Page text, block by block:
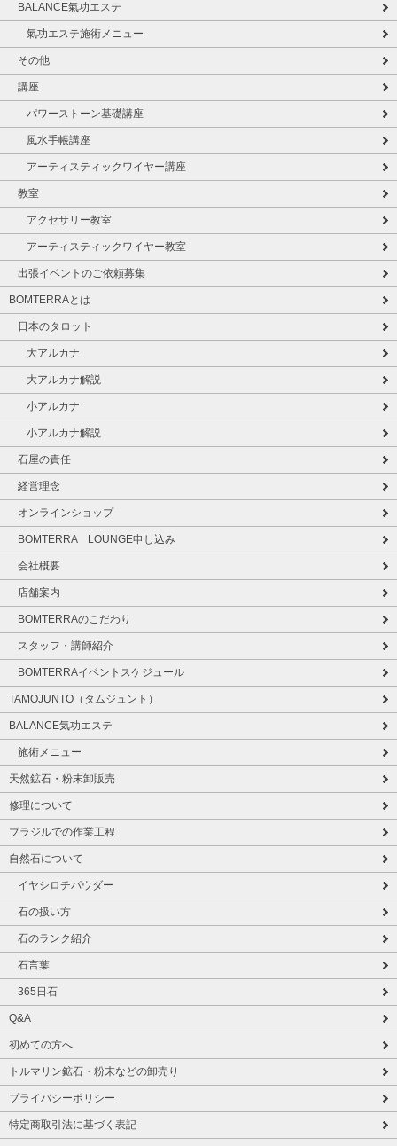
BALANCE氣功エステ
氣功エステ施術メニュー
その他
講座
パワーストーン基礎講座
風水手帳講座
アーティスティックワイヤー講座
教室
アクセサリー教室
アーティスティックワイヤー教室
出張イベントのご依頼募集
BOMTERRAとは
日本のタロット
大アルカナ
大アルカナ解説
小アルカナ
小アルカナ解説
石屋の責任
経営理念
オンラインショップ
BOMTERRA LOUNGE申し込み
会社概要
店舗案内
BOMTERRAのこだわり
スタッフ・講師紹介
BOMTERRAイベントスケジュール
TAMOJUNTO（タムジュント）
BALANCE気功エステ
施術メニュー
天然鉱石・粉末卸販売
修理について
ブラジルでの作業工程
自然石について
イヤシロチパウダー
石の扱い方
石のランク紹介
石言葉
365日石
Q&A
初めての方へ
トルマリン鉱石・粉末などの卸売り
プライバシーポリシー
特定商取引法に基づく表記